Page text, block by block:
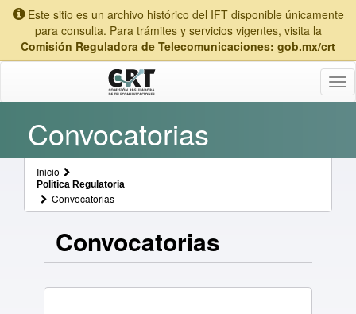
Este sitio es un archivo histórico del IFT disponible únicamente
para consulta. Para trámites y servicios vigentes, visita la
Comisión Reguladora de Telecomunicaciones: gob.mx/crt
Convocatorias
Inicio
Politica Regulatoria
Convocatorias
Convocatorias